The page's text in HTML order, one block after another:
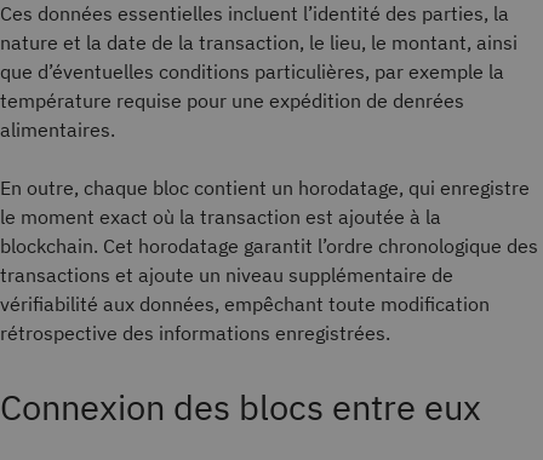
Ces données essentielles incluent l’identité des parties, la
nature et la date de la transaction, le lieu, le montant, ainsi
que d’éventuelles conditions particulières, par exemple la
température requise pour une expédition de denrées
alimentaires.
En outre, chaque bloc contient un horodatage, qui enregistre
le moment exact où la transaction est ajoutée à la
blockchain. Cet horodatage garantit l’ordre chronologique des
transactions et ajoute un niveau supplémentaire de
vérifiabilité aux données, empêchant toute modification
rétrospective des informations enregistrées.
Connexion des blocs entre eux